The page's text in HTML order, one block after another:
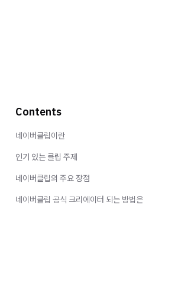
Contents
네이버클립이란
인기 있는 클립 주제
네이버클립의 주요 장점
네이버클립 공식 크리에이터 되는 방법은